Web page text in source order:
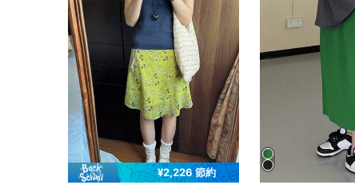
¥2,226 節約